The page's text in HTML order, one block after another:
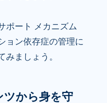
ポート メカニズム
ョン依存症の管理に
みましょう。
ツから身を守